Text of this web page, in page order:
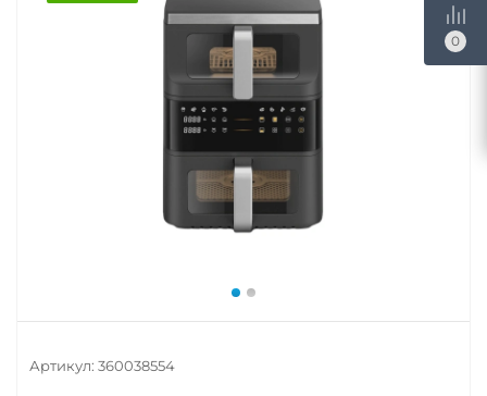
Артикул: 360038554
0